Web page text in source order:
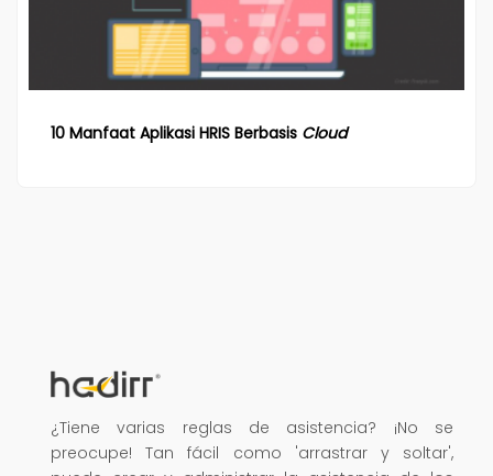
10 Manfaat Aplikasi HRIS Berbasis Cloud
¿Tiene varias reglas de asistencia? ¡No se
preocupe! Tan fácil como 'arrastrar y soltar',